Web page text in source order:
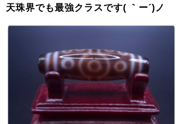
天珠界でも最強クラスです( ｀ー´)ノ